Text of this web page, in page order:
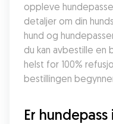
oppleve
detaljer om din
hund og
du kan avbestille en
helst for 100%
bestillingen
Er